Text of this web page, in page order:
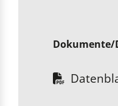
Dokumente/